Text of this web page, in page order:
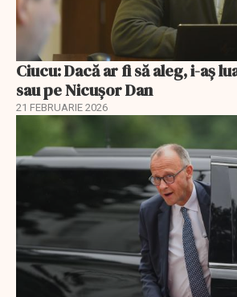
Ciucu: Dacă ar fi să aleg, i-aș
sau pe Nicușor Dan
21 FEBRUARIE 2026